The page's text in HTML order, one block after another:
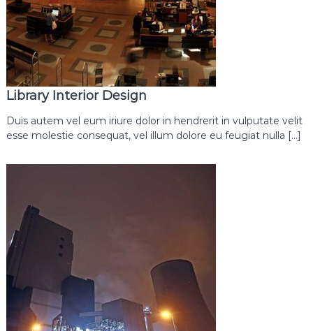
Library Interior Design
Duis autem vel eum iriure dolor in hendrerit in vulputate velit
esse molestie consequat, vel illum dolore eu feugiat nulla […]